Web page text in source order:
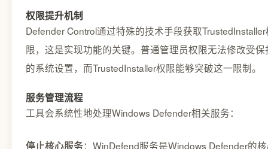
权限提升机制
Defender Control通过特殊的技术手段获取
限，这是实现功能的关键。普通管理员权限无法修改受保
的系统设置，而TrustedInstaller权限能够突破这一限制。
服务管理流程
工具会系统性地处理Windows Defender相关服务：
停止核心服务：WinDefend服务是Windows Defender的